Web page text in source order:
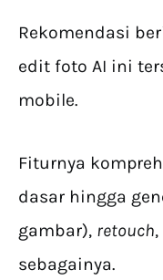
Rekomendasi
edit foto AI ini
mobile.
Fiturnya
dasar hingga
gambar), retouch
sebagainya.